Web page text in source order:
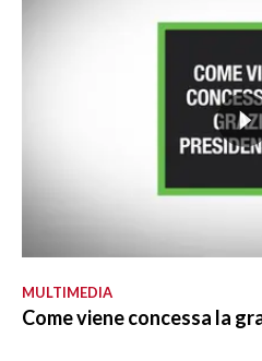
MULTIMEDIA
Come viene concessa la